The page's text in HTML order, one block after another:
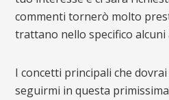
commenti tornerò molto
trattano nello specifico
I concetti principali che
seguirmi in questa